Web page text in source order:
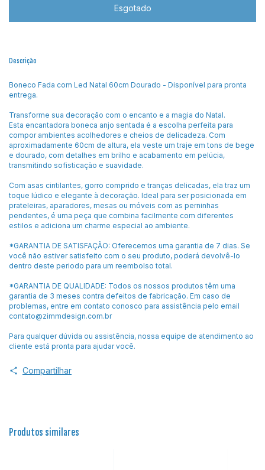
Descrição
Boneco Fada com Led Natal 60cm Dourado - Disponível para pronta
entrega.
Transforme sua decoração com o encanto e a magia do Natal.
Esta encantadora boneca anjo sentada é a escolha perfeita para
compor ambientes acolhedores e cheios de delicadeza. Com
aproximadamente 60cm de altura, ela veste um traje em tons de bege
e dourado, com detalhes em brilho e acabamento em pelúcia,
transmitindo sofisticação e suavidade.
Com asas cintilantes, gorro comprido e tranças delicadas, ela traz um
toque lúdico e elegante à decoração. Ideal para ser posicionada em
prateleiras, aparadores, mesas ou móveis com as perninhas
pendentes, é uma peça que combina facilmente com diferentes
estilos e adiciona um charme especial ao ambiente.
*GARANTIA DE SATISFAÇÃO: Oferecemos uma garantia de 7 dias. Se
você não estiver satisfeito com o seu produto, poderá devolvê-lo
dentro deste periodo para um reembolso total.
*GARANTIA DE QUALIDADE: Todos os nossos produtos têm uma
garantia de 3 meses contra defeitos de fabricação. Em caso de
problemas, entre em contato conosco para assistência pelo email
contato@zimmdesign.com.br
Para qualquer dúvida ou assistência, nossa equipe de atendimento ao
cliente está pronta para ajudar você.
Compartilhar
Produtos similares